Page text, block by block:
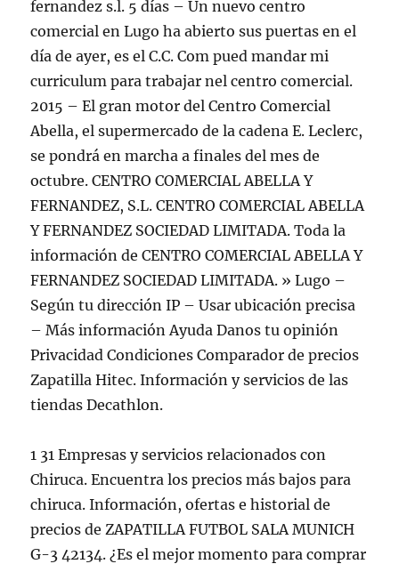
fernandez s.l. 5 días – Un nuevo centro
comercial en Lugo ha abierto sus puertas en el
día de ayer, es el C.C. Com pued mandar mi
curriculum para trabajar nel centro comercial.
2015 – El gran motor del Centro Comercial
Abella, el supermercado de la cadena E. Leclerc,
se pondrá en marcha a finales del mes de
octubre. CENTRO COMERCIAL ABELLA Y
FERNANDEZ, S.L. CENTRO COMERCIAL ABELLA
Y FERNANDEZ SOCIEDAD LIMITADA. Toda la
información de CENTRO COMERCIAL ABELLA Y
FERNANDEZ SOCIEDAD LIMITADA. » Lugo –
Según tu dirección IP – Usar ubicación precisa
– Más información Ayuda Danos tu opinión
Privacidad Condiciones Comparador de precios
Zapatilla Hitec. Información y servicios de las
tiendas Decathlon.
1 31 Empresas y servicios relacionados con
Chiruca. Encuentra los precios más bajos para
chiruca. Información, ofertas e historial de
precios de ZAPATILLA FUTBOL SALA MUNICH
G-3 42134. ¿Es el mejor momento para comprar